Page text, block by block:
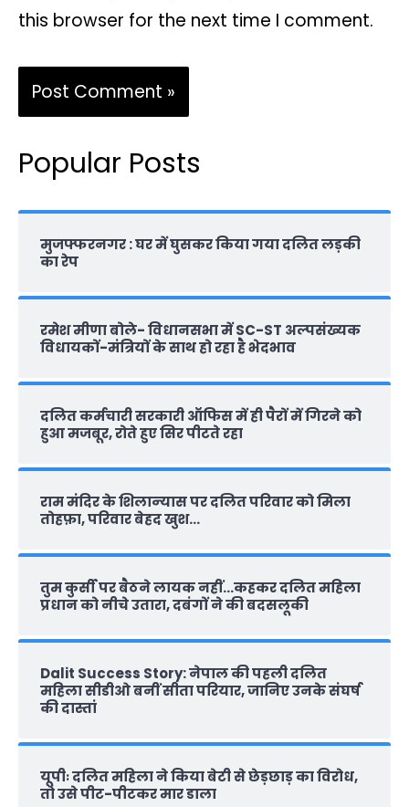
this browser for the next time I comment.
Popular Posts
मुजफ्फरनगर : घर में घुसकर किया गया दलित लड़की
का रेप
रमेश मीणा बोले- विधानसभा में SC-ST अल्पसंख्यक
विधायकों-मंत्रियों के साथ हो रहा है भेदभाव
दलित कर्मचारी सरकारी ऑफ‍िस में ही पैरों में गिरने को
हुआ मजबूर, रोते हुए सिर पीटते रहा
राम मंदिर के शिलान्‍यास पर दलित परिवार को मिला
तोहफ़ा, परिवार बेहद खुश…
तुम कुर्सी पर बैठने लायक नहीं…कहकर दलित महिला
प्रधान को नीचे उतारा, दबंगों ने की बदसलूकी
Dalit Success Story: नेपाल की पहली दलित
महिला सीडीओ बनीं सीता परियार, जानिए उनके संघर्ष
की दास्‍तां
यूपीः दलित महिला ने किया बेटी से छेड़छाड़ का विरोध,
तो उसे पीट-पीटकर मार डाला